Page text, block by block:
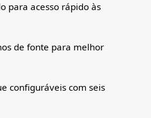
para acesso rápido às
de fonte para melhor
configuráveis com seis